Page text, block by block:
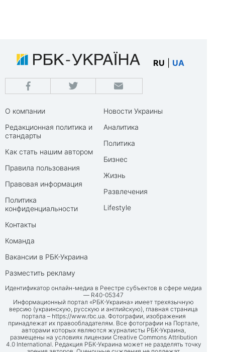
RU UA
О компании
Редакционная политика и
стандарты
Как стать нашим автором
Правила пользования
Правовая информация
Политика
конфиденциальности
Контакты
Команда
Вакансии в РБК-Украина
Разместить рекламу
Новости Украины
Аналитика
Политика
Бизнес
Жизнь
Развлечения
Lifestyle
Идентификатор онлайн-медиа в Реестре субъектов в сфере медиа
— R40-05347
Информационный портал «РБК-Украина» имеет трехязычную
версию (украинскую, русскую и английскую), главная страница
портала – https://www.rbc.ua. Фотографии, изображения
принадлежат их правообладателям. Все фотографии на Портале,
авторами которых являются журналисты РБК-Украина,
размещены на условиях лицензии Creative Commons Attribution
4.0 International. Редакция РБК-Украина может не разделять точку